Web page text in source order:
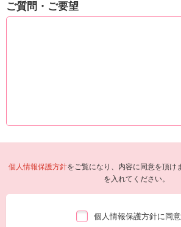
ご質問・ご要望
個人情報保護方針をご覧になり、内容に同意を頂け
を入れてください。
個人情報保護方針に同